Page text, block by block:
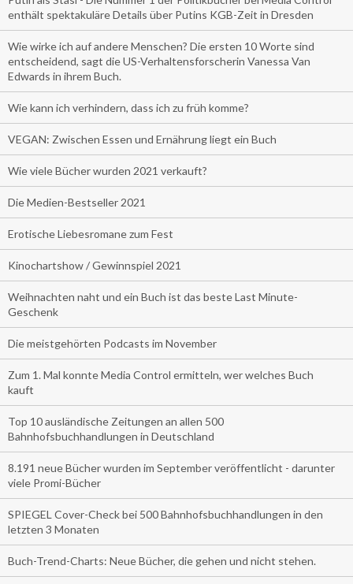
enthält spektakuläre Details über Putins KGB-Zeit in Dresden
Wie wirke ich auf andere Menschen? Die ersten 10 Worte sind
entscheidend, sagt die US-Verhaltensforscherin Vanessa Van
Edwards in ihrem Buch.
Wie kann ich verhindern, dass ich zu früh komme?
VEGAN: Zwischen Essen und Ernährung liegt ein Buch
Wie viele Bücher wurden 2021 verkauft?
Die Medien-Bestseller 2021
Erotische Liebesromane zum Fest
Kinochartshow / Gewinnspiel 2021
Weihnachten naht und ein Buch ist das beste Last Minute-
Geschenk
Die meistgehörten Podcasts im November
Zum 1. Mal konnte Media Control ermitteln, wer welches Buch
kauft
Top 10 ausländische Zeitungen an allen 500
Bahnhofsbuchhandlungen in Deutschland
8.191 neue Bücher wurden im September veröffentlicht - darunter
viele Promi-Bücher
SPIEGEL Cover-Check bei 500 Bahnhofsbuchhandlungen in den
letzten 3 Monaten
Buch-Trend-Charts: Neue Bücher, die gehen und nicht stehen.